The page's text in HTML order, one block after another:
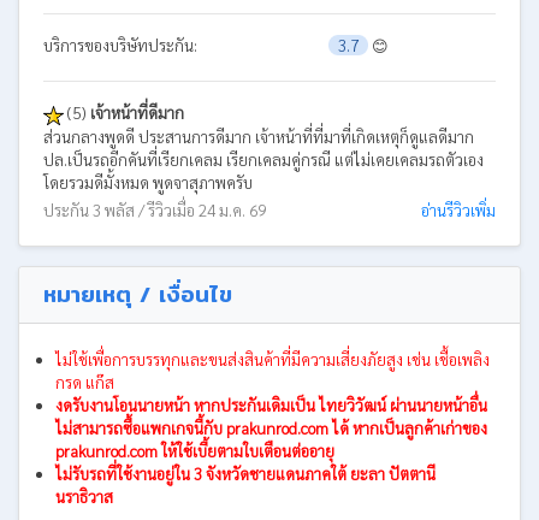
บริการของบริษัทประกัน: 3.7 😊
(5) เจ้าหน้าที่ดีมาก
ส่วนกลางพูดดี ประสานการดีมาก เจ้าหน้าที่ที่มาที่เกิดเหตุก็ดูแลดีมาก
ปล.เป็นรถอีกคันที่เรียกเคลม เรียกเคลมคู่กรณี แต่ไม่เคยเคลมรถตัวเอง
โดยรวมดีมั้งหมด พูดจาสุภาพครับ
ประกัน 3 พลัส / รีวิวเมื่อ 24 ม.ค. 69
อ่านรีวิวเพิ่ม
หมายเหตุ / เงื่อนไข
ไม่ใช้เพื่อการบรรทุกและขนส่งสินค้าที่มีความเสี่ยงภัยสูง เช่น เชื้อเพลิง
กรด แก๊ส
งดรับงานโอนนายหน้า หากประกันเดิมเป็น ไทยวิวัฒน์ ผ่านนายหน้าอื่น
ไม่สามารถซื้อแพกเกจนี้กับ prakunrod.com ได้ หากเป็นลูกค้าเก่าของ
prakunrod.com ให้ใช้เบี้ยตามใบเตือนต่ออายุ
ไม่รับรถที่ใช้งานอยู่ใน 3 จังหวัดชายแดนภาคใต้ ยะลา ปัตตานี
นราธิวาส